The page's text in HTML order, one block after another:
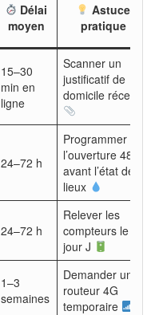
Délai
moyen
Astuce
pratique
15–30
min en
ligne
Scanner un
justificatif de
domicile récent
24–72 h
Programmer
l’ouverture 48 h
avant l’état des
lieux
24–72 h
Relever les
compteurs le
jour J
1–3
semaines
Demander un
routeur 4G
temporaire